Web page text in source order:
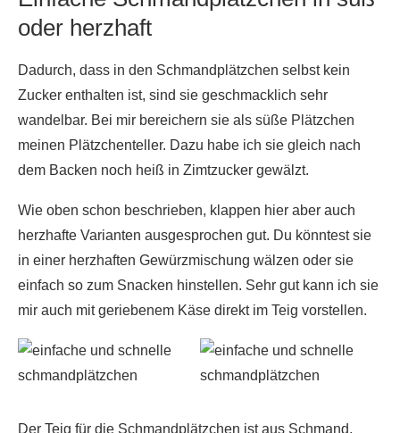
oder herzhaft
Dadurch, dass in den Schmandplätzchen selbst kein
Zucker enthalten ist, sind sie geschmacklich sehr
wandelbar. Bei mir bereichern sie als süße Plätzchen
meinen Plätzchenteller. Dazu habe ich sie gleich nach
dem Backen noch heiß in Zimtzucker gewälzt.
Wie oben schon beschrieben, klappen hier aber auch
herzhafte Varianten ausgesprochen gut. Du könntest sie
in einer herzhaften Gewürzmischung wälzen oder sie
einfach so zum Snacken hinstellen. Sehr gut kann ich sie
mir auch mit geriebenem Käse direkt im Teig vorstellen.
Der Teig für die Schmandplätzchen ist aus Schmand,